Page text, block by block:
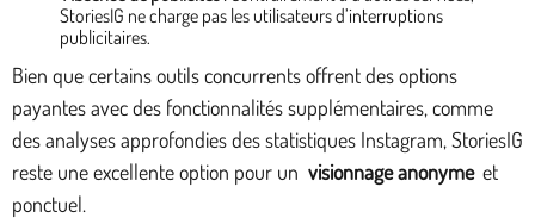
StoriesIG ne charge pas les utilisateurs d’interruptions
publicitaires.
Bien que certains outils concurrents offrent des options
payantes avec des fonctionnalités supplémentaires, comme
des analyses approfondies des statistiques Instagram, StoriesIG
reste une excellente option pour un visionnage anonyme et
ponctuel.